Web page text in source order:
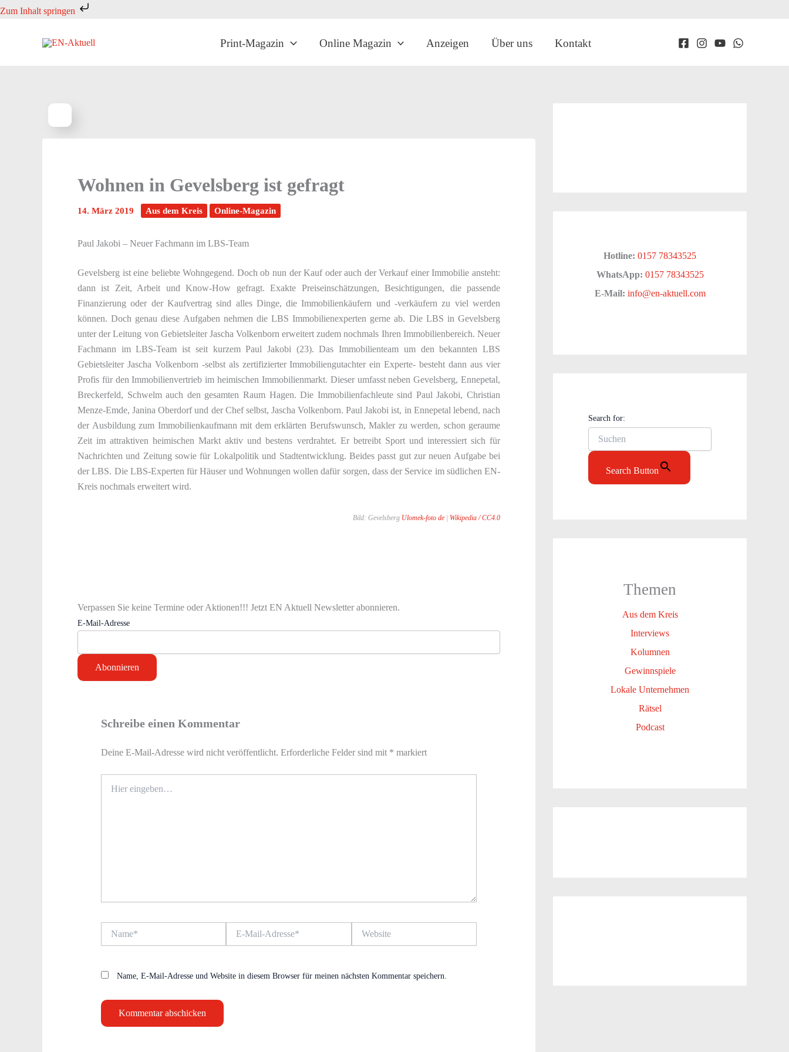
Zum Inhalt springen
Zum
Print-Magazin Online Magazin Anzeigen Über uns Kontakt
Wohnen in Gevelsberg ist gefragt
14. März 2019 Aus dem Kreis Online-Magazin
Paul Jakobi – Neuer Fachmann im LBS-Team
Gevelsberg ist eine beliebte Wohngegend. Doch ob nun der Kauf oder auch der Verkauf einer Immobilie ansteht:
dann ist Zeit, Arbeit und Know-How gefragt. Exakte Preiseinschätzungen, Besichtigungen, die passende
Finanzierung oder der Kaufvertrag sind alles Dinge, die Immobilienkäufern und -verkäufern zu viel werden
können. Doch genau diese Aufgaben nehmen die LBS Immobilienexperten gerne ab. Die LBS in Gevelsberg
unter der Leitung von Gebietsleiter Jascha Volkenborn erweitert zudem nochmals Ihren Immobilienbereich. Neuer
Fachmann im LBS-Team ist seit kurzem Paul Jakobi (23). Das Immobilienteam um den bekannten LBS
Gebietsleiter Jascha Volkenborn -selbst als zertifizierter Immobiliengutachter ein Experte- besteht dann aus vier
Profis für den Immobilienvertrieb im heimischen Immobilienmarkt. Dieser umfasst neben Gevelsberg, Ennepetal,
Breckerfeld, Schwelm auch den gesamten Raum Hagen. Die Immobilienfachleute sind Paul Jakobi, Christian
Menze-Emde, Janina Oberdorf und der Chef selbst, Jascha Volkenborn. Paul Jakobi ist, in Ennepetal lebend, nach
der Ausbildung zum Immobilienkaufmann mit dem erklärten Berufswunsch, Makler zu werden, schon geraume
Zeit im attraktiven heimischen Markt aktiv und bestens verdrahtet. Er betreibt Sport und interessiert sich für
Nachrichten und Zeitung sowie für Lokalpolitik und Stadtentwicklung. Beides passt gut zur neuen Aufgabe bei
der LBS. Die LBS-Experten für Häuser und Wohnungen wollen dafür sorgen, dass der Service im südlichen EN-
Kreis nochmals erweitert wird.
Bild: Gevelsberg Ulomek-foto de | Wikipedia /CC4.0
Verpassen Sie keine Termine oder Aktionen!!! Jetzt EN Aktuell Newsletter abonnieren.
E-Mail-Adresse
Schreibe einen Kommentar
Deine E-Mail-Adresse wird nicht veröffentlicht. Erforderliche Felder sind mit * markiert
eingeben…
Mail-
Name, E-Mail-Adresse und Website in diesem Browser für meinen nächsten Kommentar speichern.
Hotline: 0157 78343525
WhatsApp: 0157 78343525
E-Mail: info@en-aktuell.com
Search for:
Search Button
Themen
Aus dem Kreis
Interviews
Kolumnen
Gewinnspiele
Lokale Unternehmen
Rätsel
Podcast